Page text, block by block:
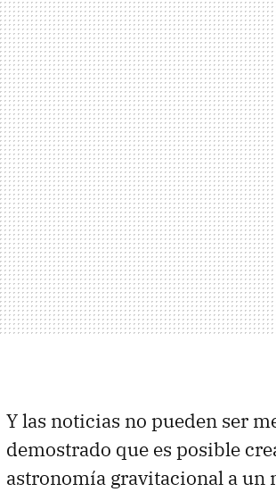
Y las noticias no pueden ser
demostrado que es posible
astronomía gravitacional a